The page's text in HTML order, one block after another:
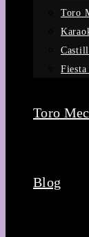
Toro
Toro
Blog